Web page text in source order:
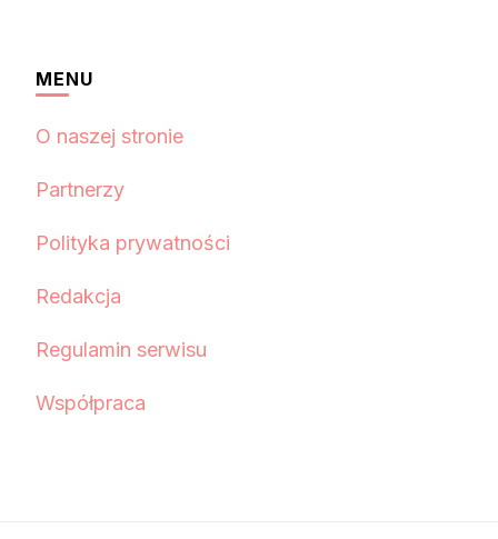
MENU
O naszej stronie
Partnerzy
Polityka prywatności
Redakcja
Regulamin serwisu
Współpraca